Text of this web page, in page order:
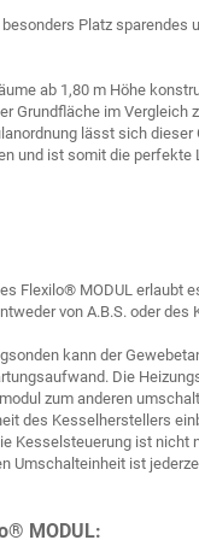
Platz sparendes
ab 1,80 m Höhe
Grundfläche im Vergleich
lässt sich
und ist somit die perfekte
Flexilo® MODUL erlaubt
von A.B.S. oder des
kann der
Die
zum anderen
des Kesselherstellers
Kesselsteuerung ist nicht
Umschalteinheit ist
MODUL: